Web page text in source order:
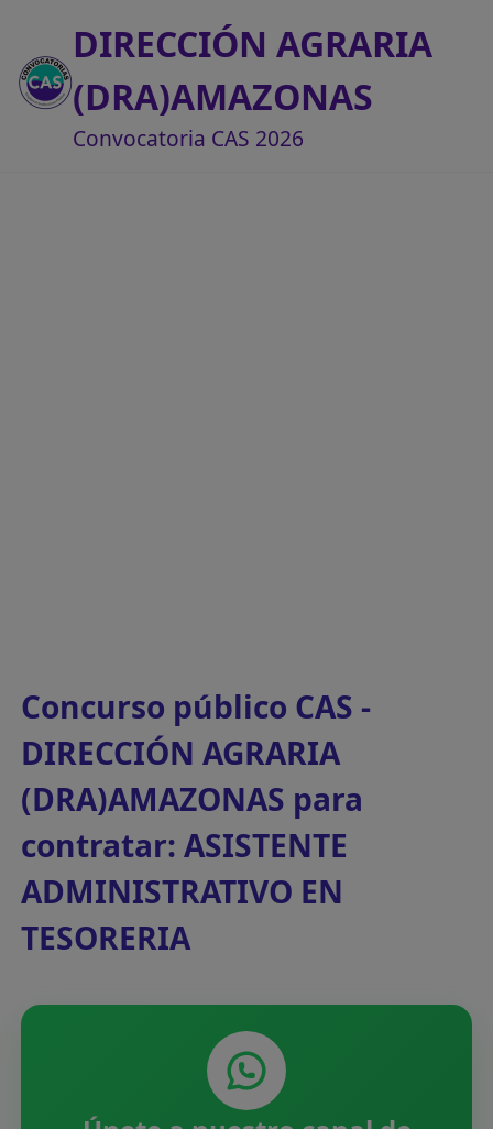
DIRECCIÓN AGRARIA
(DRA)AMAZONAS
Convocatoria CAS 2026
Concurso público CAS -
DIRECCIÓN AGRARIA
(DRA)AMAZONAS para
contratar: ASISTENTE
ADMINISTRATIVO EN
TESORERIA